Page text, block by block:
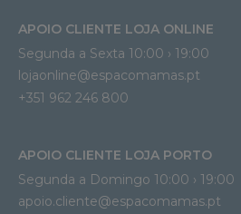
APOIO CLIENTE LOJA ONLINE
Segunda a Sexta 10:00 › 19:00
lojaonline@espacomamas.pt
+351 962 246 800
APOIO CLIENTE LOJA PORTO
Segunda a Domingo 10:00 › 19:00
apoio.cliente@espacomamas.pt